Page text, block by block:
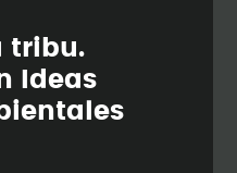
tribu.
Ideas
ienta les